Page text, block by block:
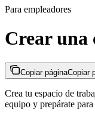
Para empleadores
Crear una
Copiar páginaCopiar
Crea tu espacio de
equipo y prepárate